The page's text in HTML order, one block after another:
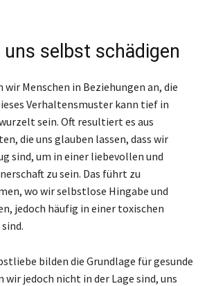
selbst schädigen
Menschen in Beziehungen an, die
Verhaltensmuster kann tief in
sein. Oft resultiert es aus
die uns glauben lassen, dass wir
sind, um in einer liebevollen und
zu sein. Das führt zu
wo wir selbstlose Hingabe und
jedoch häufig in einer toxischen
bilden die Grundlage für gesunde
wir jedoch nicht in der Lage sind, uns